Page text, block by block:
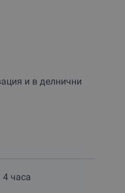
и в делнични
часа